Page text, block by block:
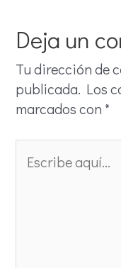
Deja un
Tu dirección de
publicada. Los
marcados con *
aquí...